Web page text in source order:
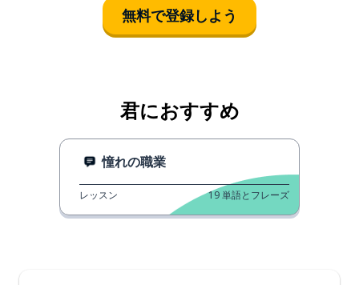
無料で登録しよう
君におすすめ
憧れの職業
レッスン 19単語とフレーズ